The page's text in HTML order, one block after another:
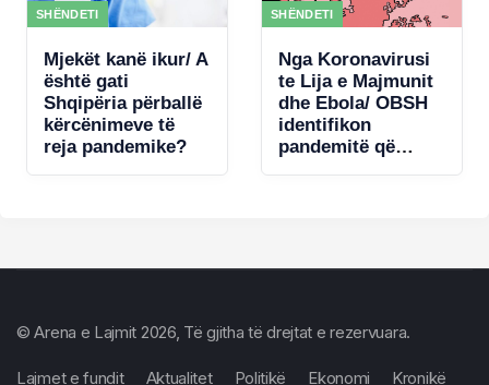
SHËNDETI
Mjekët kanë ikur/ A
është gati
Shqipëria përballë
kërcënimeve të
reja pandemike?
SHËNDETI
Nga Koronavirusi
te Lija e Majmunit
dhe Ebola/ OBSH
identifikon
pandemitë që
© Arena e Lajmit 2026, Të gjitha të drejtat e rezervuara.
Lajmet e fundit Aktualitet Politikë Ekonomi Kronikë